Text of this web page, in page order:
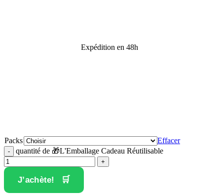
Expédition en 48h
Packs
Effacer
quantité de 🎁L'Emballage Cadeau Réutilisable
J’achète!